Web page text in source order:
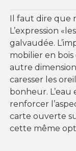
Il faut dire que
L’expression
galvaudée.
mobilier en
autre
caresser les
bonheur.
renforcer
carte ouverte
cette même